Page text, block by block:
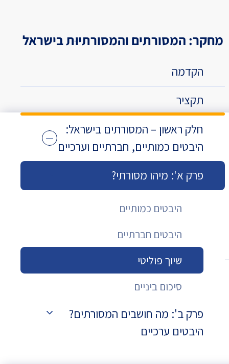
מחקר: המסורתים והמסורתיוּת בישראל
הקדמה
תקציר
חלק ראשון – המסורתים בישראל:
היבטים כמותיים, חברתיים וערכיים
פרק א': מיהו מסורתי?
היבטים כמותיים
היבטים חברתיים
שיוך פוליטי
סיכום ביניים
פרק ב': מה חושבים המסורתים?
היבטים ערכיים